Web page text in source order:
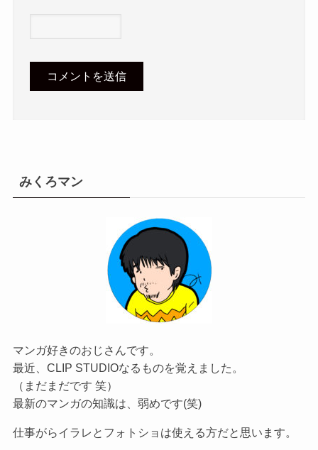
みくろマン
マンガ好きのおじさんです。
最近、CLIP STUDIOなるものを覚えました。
（まだまだです 笑）
最新のマンガの知識は、弱めです(笑)
仕事がらイラレとフォトショは使える方だと思います。